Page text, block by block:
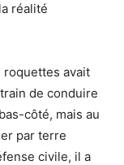
réalité
roquettes avait
de conduire
côté, mais au
par terre
civile, il a